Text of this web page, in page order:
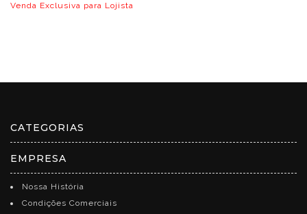
Venda Exclusiva para Lojista
CATEGORIAS
EMPRESA
Nossa História
Condições Comerciais